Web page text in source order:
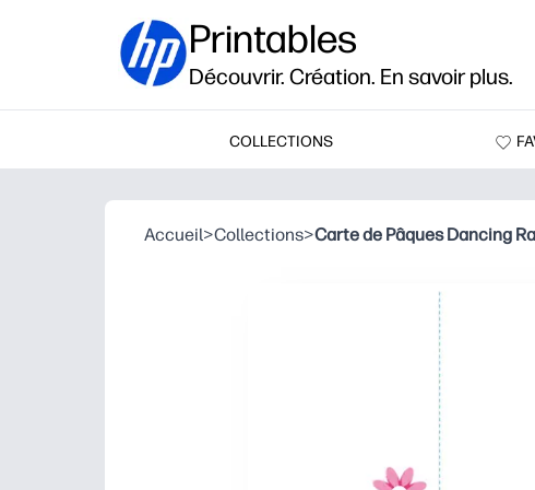
Printables
Découvrir. Création. En savoir plus.
COLLECTIONS
Accueil>Collections>Carte de Pâques Dancing